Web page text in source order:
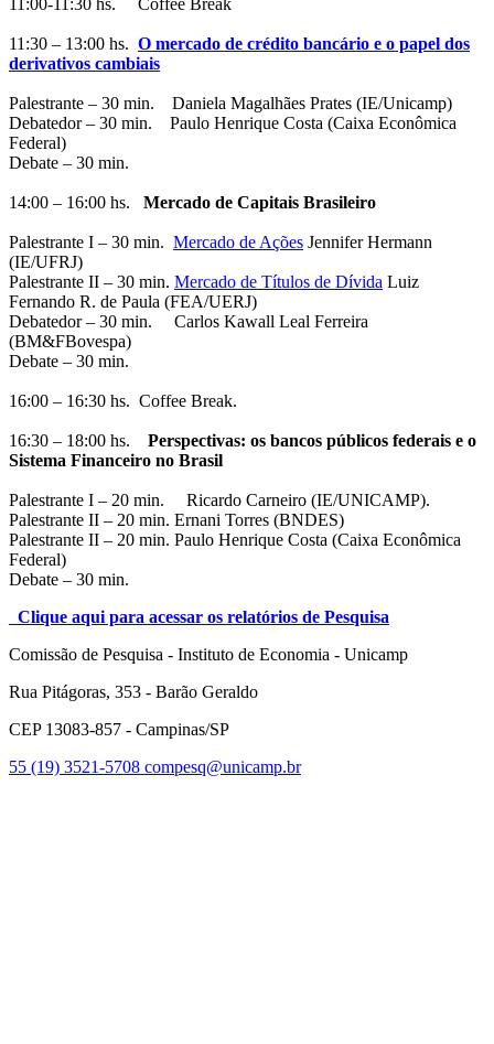
11:00-11:30 hs. Coffee Break
11:30 – 13:00 hs. O mercado de crédito bancário e o papel dos
derivativos cambiais
Palestrante – 30 min. Daniela Magalhães Prates (IE/Unicamp)
Debatedor – 30 min. Paulo Henrique Costa (Caixa Econômica
Federal)
Debate – 30 min.
14:00 – 16:00 hs. Mercado de Capitais Brasileiro
Palestrante I – 30 min. Mercado de Ações Jennifer Hermann
(IE/UFRJ)
Palestrante II – 30 min. Mercado de Títulos de Dívida Luiz
Fernando R. de Paula (FEA/UERJ)
Debatedor – 30 min. Carlos Kawall Leal Ferreira
(BM&FBovespa)
Debate – 30 min.
16:00 – 16:30 hs. Coffee Break.
16:30 – 18:00 hs. Perspectivas: os bancos públicos federais e o
Sistema Financeiro no Brasil
Palestrante I – 20 min. Ricardo Carneiro (IE/UNICAMP).
Palestrante II – 20 min. Ernani Torres (BNDES)
Palestrante II – 20 min. Paulo Henrique Costa (Caixa Econômica
Federal)
Debate – 30 min.
Clique aqui para acessar os relatórios de Pesquisa
Comissão de Pesquisa - Instituto de Economia - Unicamp
Rua Pitágoras, 353 - Barão Geraldo
CEP 13083-857 - Campinas/SP
55 (19) 3521-5708 compesq@unicamp.br